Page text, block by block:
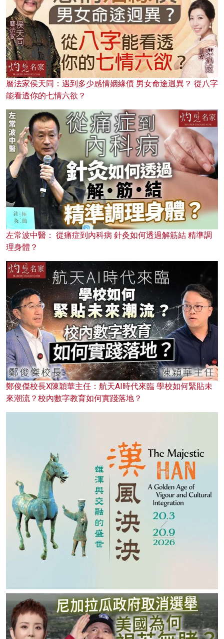
曆法家侯天同：遇到多少感情姻緣債 男女命途迥異？ 從八字
能看透你的七情六欲？
左常波中醫： 從痛症到內科病 針灸如何透過解筋結 精準調
理身體？
鄭俊傑校長X陳穎華主任：航天AI時代來臨 學校如何緊貼未
來潮流？校內數字教育如何實踐落地？